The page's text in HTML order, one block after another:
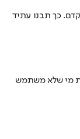
כך תבנו עתיד
מי שלא משתמש